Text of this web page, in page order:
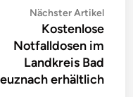
Nächster Artikel
Kostenlose
Notfalldosen im
Landkreis Bad
erhältlich